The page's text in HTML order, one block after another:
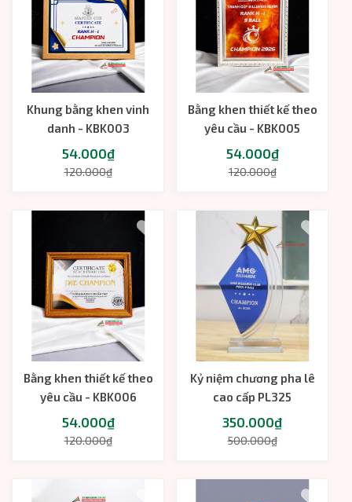
Khung bằng khen vinh
danh - KBK003
54.000₫
120.000₫
Bằng khen thiết kế theo
yêu cầu - KBK005
54.000₫
120.000₫
Bằng khen thiết kế theo
yêu cầu - KBK006
54.000₫
120.000₫
Kỷ niệm chương pha lê
cao cấp PL325
350.000₫
500.000₫